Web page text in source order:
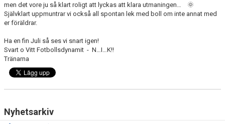
men det vore ju så klart roligt att lyckas att klara utmaningen… 🌞
Självklart uppmuntrar vi också all spontan lek med boll om inte annat med
er föräldrar.
Ha en fin Juli så ses vi snart igen!
Svart o Vitt Fotbollsdynamit - N…I…K!!
Tränarna
Nyhetsarkiv